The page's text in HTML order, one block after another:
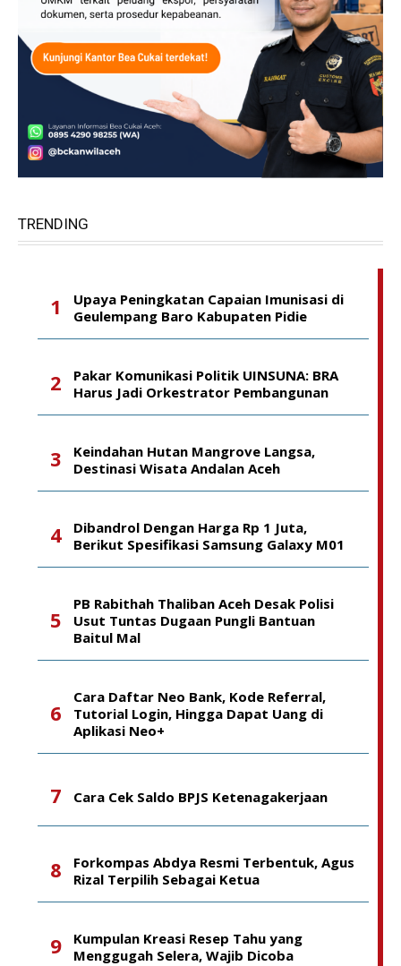
TRENDING
Upaya Peningkatan Capaian Imunisasi di
Geulempang Baro Kabupaten Pidie
Pakar Komunikasi Politik UINSUNA: BRA
Harus Jadi Orkestrator Pembangunan
Keindahan Hutan Mangrove Langsa,
Destinasi Wisata Andalan Aceh
Dibandrol Dengan Harga Rp 1 Juta,
Berikut Spesifikasi Samsung Galaxy M01
PB Rabithah Thaliban Aceh Desak Polisi
Usut Tuntas Dugaan Pungli Bantuan
Baitul Mal
Cara Daftar Neo Bank, Kode Referral,
Tutorial Login, Hingga Dapat Uang di
Aplikasi Neo+
Cara Cek Saldo BPJS Ketenagakerjaan
Forkompas Abdya Resmi Terbentuk, Agus
Rizal Terpilih Sebagai Ketua
Kumpulan Kreasi Resep Tahu yang
Menggugah Selera, Wajib Dicoba